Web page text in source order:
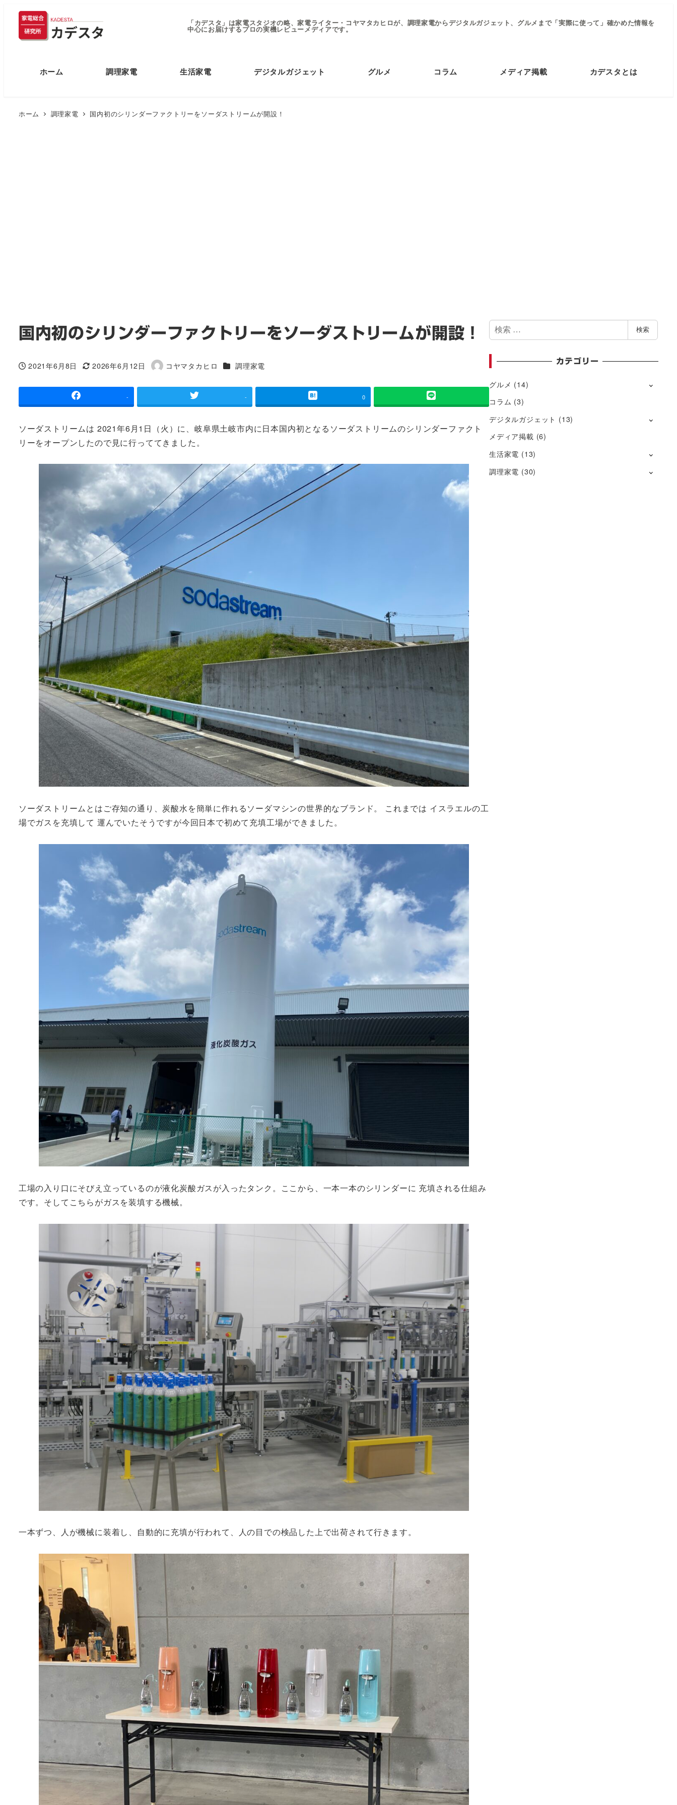
「カデスタ」は家電スタジオの略、家電ライター・コヤマタカヒロが、調理家電からデジタルガジェット、グルメまで「実際に使って」確かめた情報を
中心にお届けするプロの実機レビューメディアです。
ホーム 調理家電 生活家電 デジタルガジェット グルメ コラム メディア掲載 カデスタとは
ホーム 調理家電 国内初のシリンダーファクトリーをソーダストリームが開設！
国内初のシリンダーファクトリーをソーダストリームが開設！
投稿日
2021年6月8日
更新日
2026年6月12日
著
コヤマタカヒロ カテゴリー
調理家電
- - 0
ソーダストリームは 2021年6月1日（火）に、岐阜県土岐市内に日本国内初となるソーダストリームのシリンダーファクト
リーをオープンしたので見に行っててきました。
ソーダストリームとはご存知の通り、炭酸水を簡単に作れるソーダマシンの世界的なブランド。 これまでは イスラエルの工
場でガスを充填して 運んでいたそうですが今回日本で初めて充填工場ができました。
工場の入り口にそびえ立っているのが液化炭酸ガスが入ったタンク。ここから、一本一本のシリンダーに 充填される仕組み
です。そしてこちらがガスを装填する機械。
一本ずつ、人が機械に装着し、自動的に充填が行われて、人の目での検品した上で出荷されて行きます。
検
索
検索
カテゴリー
グルメ (14)
コラム (3)
デジタルガジェット (13)
メディア掲載 (6)
生活家電 (13)
調理家電 (30)